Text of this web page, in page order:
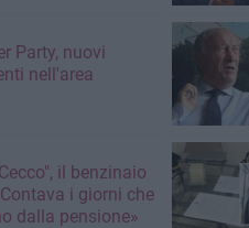
Party, nuovi
nell'area
il benzinaio
i giorni che
dalla pensione»